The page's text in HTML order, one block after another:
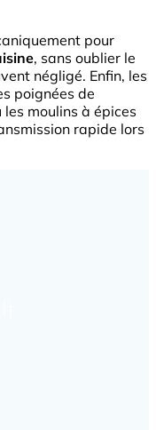
pour
, sans oublier le
négligé. Enfin, les
poignées de
moulins à épices
rapide lors